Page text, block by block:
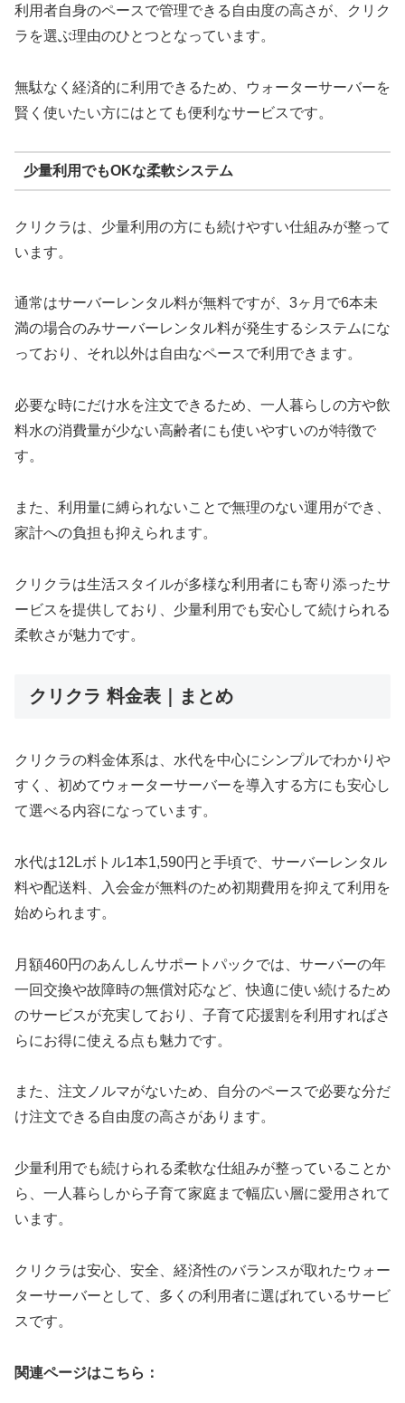
利用者自身のペースで管理できる自由度の高さが、クリク
ラを選ぶ理由のひとつとなっています。
無駄なく経済的に利用できるため、ウォーターサーバーを
賢く使いたい方にはとても便利なサービスです。
少量利用でもOKな柔軟システム
クリクラは、少量利用の方にも続けやすい仕組みが整って
います。
通常はサーバーレンタル料が無料ですが、3ヶ月で6本未
満の場合のみサーバーレンタル料が発生するシステムにな
っており、それ以外は自由なペースで利用できます。
必要な時にだけ水を注文できるため、一人暮らしの方や飲
料水の消費量が少ない高齢者にも使いやすいのが特徴で
す。
また、利用量に縛られないことで無理のない運用ができ、
家計への負担も抑えられます。
クリクラは生活スタイルが多様な利用者にも寄り添ったサ
ービスを提供しており、少量利用でも安心して続けられる
柔軟さが魅力です。
クリクラ 料金表｜まとめ
クリクラの料金体系は、水代を中心にシンプルでわかりや
すく、初めてウォーターサーバーを導入する方にも安心し
て選べる内容になっています。
水代は12Lボトル1本1,590円と手頃で、サーバーレンタル
料や配送料、入会金が無料のため初期費用を抑えて利用を
始められます。
月額460円のあんしんサポートパックでは、サーバーの年
一回交換や故障時の無償対応など、快適に使い続けるため
のサービスが充実しており、子育て応援割を利用すればさ
らにお得に使える点も魅力です。
また、注文ノルマがないため、自分のペースで必要な分だ
け注文できる自由度の高さがあります。
少量利用でも続けられる柔軟な仕組みが整っていることか
ら、一人暮らしから子育て家庭まで幅広い層に愛用されて
います。
クリクラは安心、安全、経済性のバランスが取れたウォー
ターサーバーとして、多くの利用者に選ばれているサービ
スです。
関連ページはこちら：